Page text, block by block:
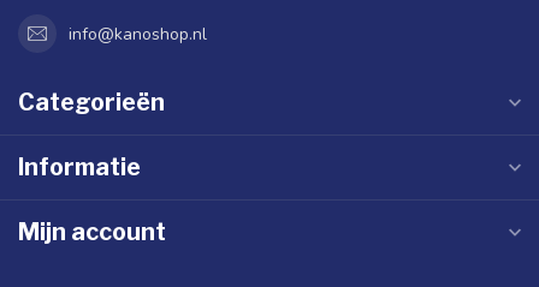
info@kanoshop.nl
Categorieën
Informatie
Mijn account